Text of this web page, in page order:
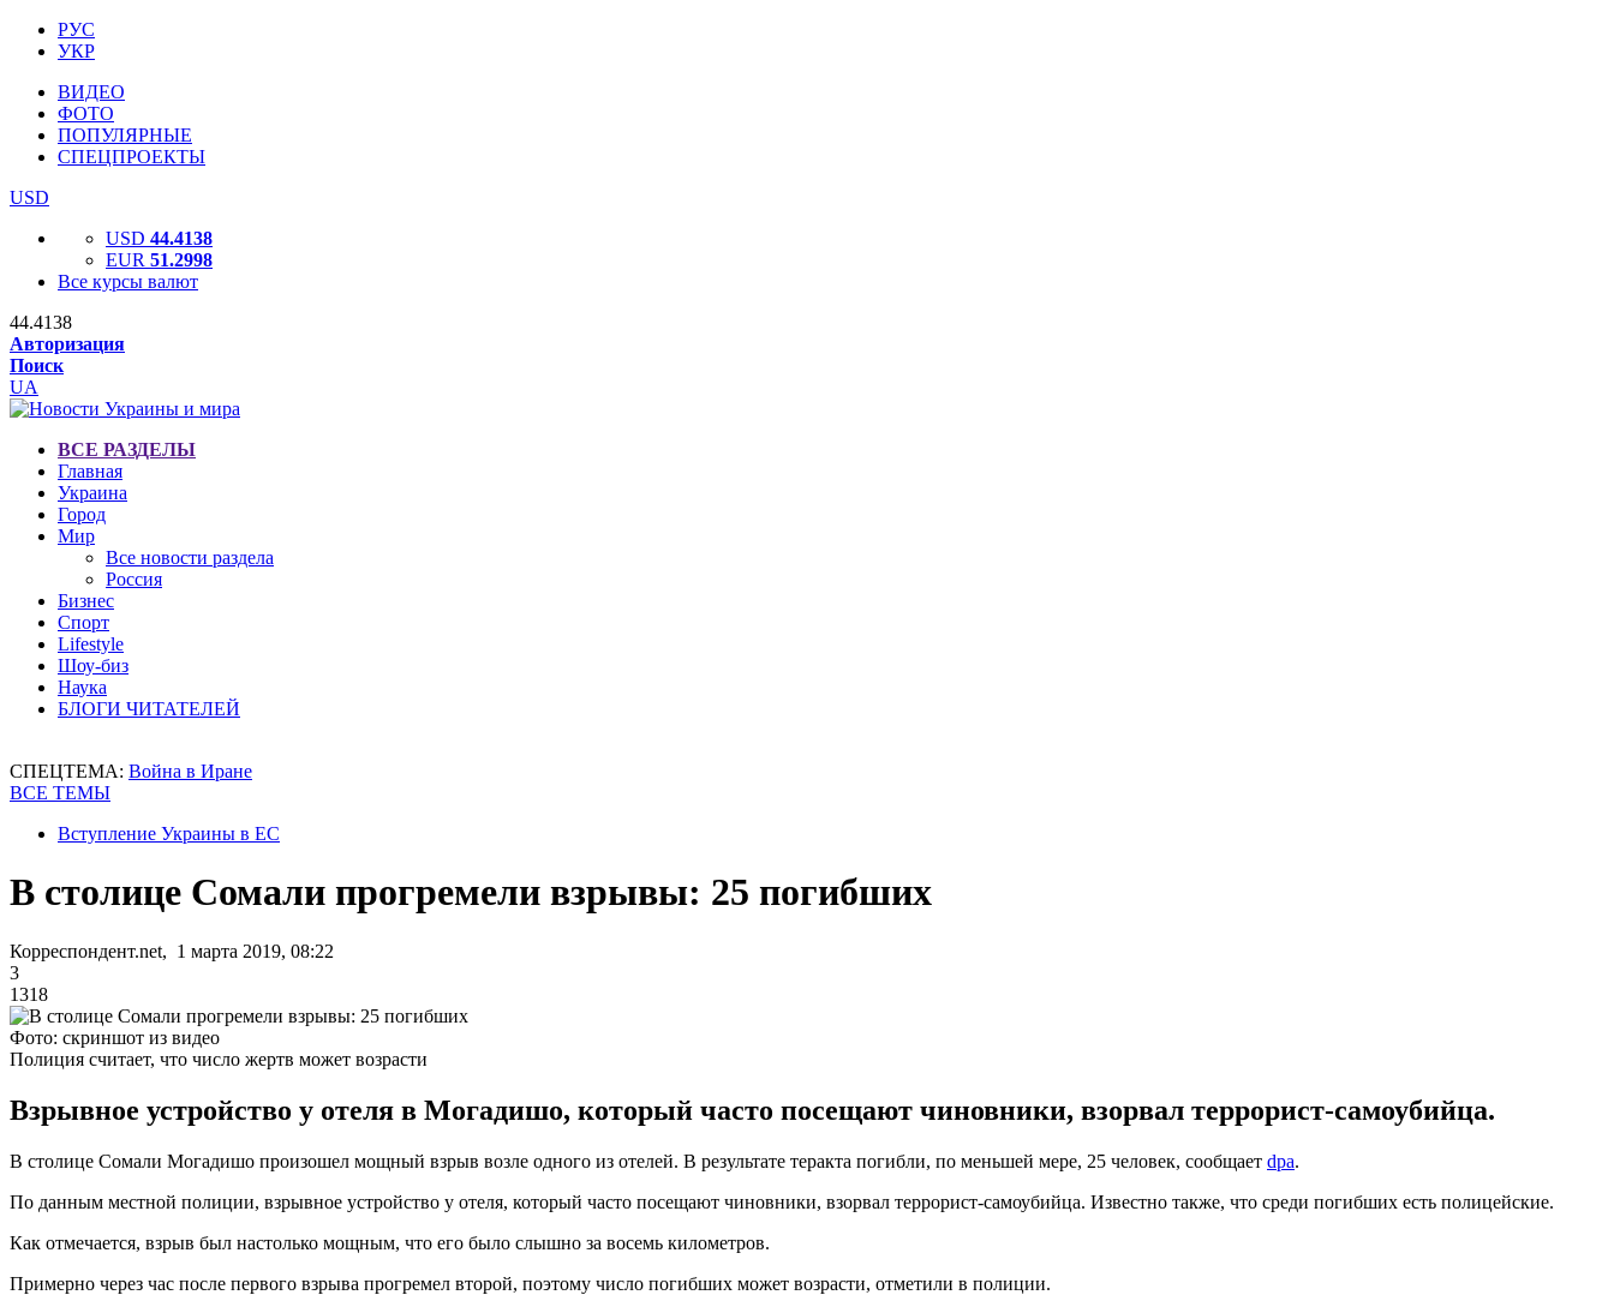
РУС
УКР
ВИДЕО
ФОТО
ПОПУЛЯРНЫЕ
СПЕЦПРОЕКТЫ
USD
USD 44.4138
EUR 51.2998
Все курсы валют
44.4138
Авторизация
Поиск
UA
ВСЕ РАЗДЕЛЫ
Главная
Украина
Город
Мир
Все новости раздела
Россия
Бизнес
Спорт
Lifestyle
Шоу-биз
Наука
БЛОГИ ЧИТАТЕЛЕЙ
СПЕЦТЕМА: Война в Иране
ВСЕ ТЕМЫ
Вступление Украины в ЕС
В столице Сомали прогремели взрывы: 25 погибших
Корреспондент.net, 1 марта 2019, 08:22
3
1318
Фото: скриншот из видео
Полиция считает, что число жертв может возрасти
Взрывное устройство у отеля в Могадишо, который часто посещают чиновники, взорвал террорист-самоубийца.
В столице Сомали Могадишо произошел мощный взрыв возле одного из отелей. В результате теракта погибли, по меньшей мере, 25 человек, сообщает dpa.
По данным местной полиции, взрывное устройство у отеля, который часто посещают чиновники, взорвал террорист-самоубийца. Известно также, что среди погибших есть полицейские.
Как отмечается, взрыв был настолько мощным, что его было слышно за восемь километров.
Примерно через час после первого взрыва прогремел второй, поэтому число погибших может возрасти, отметили в полиции.